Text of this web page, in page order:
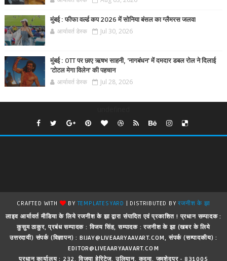
मुंबई : फीफा वर्ल्ड कप 2026 में सोनिया बंसल का ग्लैमरस जलवा
आर्यावर्त डेस्क Jul 30, 2026
मुंबई : OTT पर छाए ऋषभ साहनी, 'नागबंधन' में दमदार डबल रोल ने दिलाई
'टोटल मेगा विलेन' की पहचान
आर्यावर्त डेस्क Jul 28, 2026
CRAFTED WITH BYTEMPLATESYARD | DISTRIBUTED BYरजनीश के झा
लाइव आर्यावर्त मीडिया के लिये रजनीश के झा द्वारा संपादित एवं प्रकाशित ! प्रधान सम्पादक :
कुसुम ठाकुर, प्रबंध सम्पादक : विजय सिंह, सम्पादक : रजनीश के झा (खबर के लिये
उत्तरदायी) संपर्क (विज्ञापन) : BIJAY@LIVEAARYAAVART.COM, संपर्क (सम्पादकीय) :
EDITOR@LIVEAARYAAVART.COM
प्रधान कार्यालय : 232, विजया हेरिटेज, उलियान, कदमा, जमशेदपुर - 831005